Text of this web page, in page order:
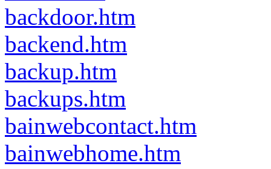
backdoor.htm
backend.htm
backup.htm
backups.htm
bainwebcontact.htm
bainwebhome.htm